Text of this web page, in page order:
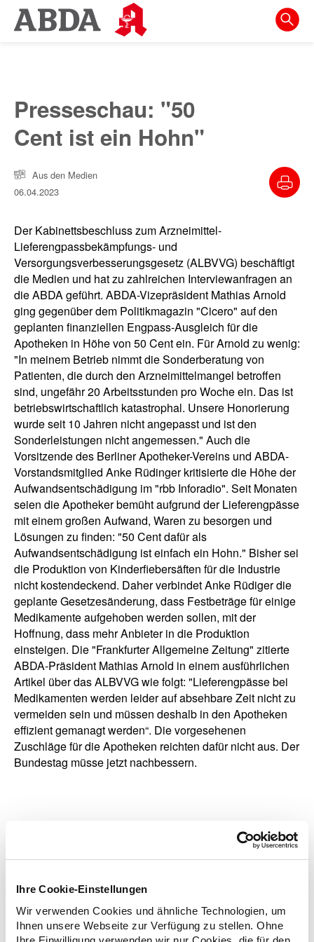
Ihre Cookie-Einstellungen
Wir verwenden Cookies und ähnliche Technologien, um
Ihnen unsere Webseite zur Verfügung zu stellen. Ohne
Springe
direkt
zur
Meta-
Navigation
zum
Inhalt
zur
Suche
Presseschau: "50
Cent ist ein Hohn"
Aus den Medien
06.04.2023
Der Kabinettsbeschluss zum Arzneimittel-
Lieferengpassbekämpfungs- und
Versorgungsverbesserungsgesetz (ALBVVG) beschäftigt
die Medien und hat zu zahlreichen Interviewanfragen an
die ABDA geführt. ABDA-Vizepräsident Mathias Arnold
ging gegenüber dem Politikmagazin "Cicero" auf den
geplanten finanziellen Engpass-Ausgleich für die
Apotheken in Höhe von 50 Cent ein. Für Arnold zu wenig:
"In meinem Betrieb nimmt die Sonderberatung von
Patienten, die durch den Arzneimittelmangel betroffen
sind, ungefähr 20 Arbeitsstunden pro Woche ein. Das ist
betriebswirtschaftlich katastrophal. Unsere Honorierung
wurde seit 10 Jahren nicht angepasst und ist den
Sonderleistungen nicht angemessen." Auch die
Vorsitzende des Berliner Apotheker-Vereins und ABDA-
Vorstandsmitglied Anke Rüdinger kritisierte die Höhe der
Aufwandsentschädigung im "rbb Inforadio". Seit Monaten
seien die Apotheker bemüht aufgrund der Lieferengpässe
mit einem großen Aufwand, Waren zu besorgen und
Lösungen zu finden: "50 Cent dafür als
Aufwandsentschädigung ist einfach ein Hohn." Bisher sei
die Produktion von Kinderfiebersäften für die Industrie
nicht kostendeckend. Daher verbindet Anke Rüdiger die
geplante Gesetzesänderung, dass Festbeträge für einige
Medikamente aufgehoben werden sollen, mit der
Hoffnung, dass mehr Anbieter in die Produktion
einsteigen. Die "Frankfurter Allgemeine Zeitung" zitierte
ABDA-Präsident Mathias Arnold in einem ausführlichen
Artikel über das ALBVVG wie folgt: "Lieferengpässe bei
Medikamenten werden leider auf absehbare Zeit nicht zu
vermeiden sein und müssen deshalb in den Apotheken
effizient gemanagt werden“. Die vorgesehenen
Zuschläge für die Apotheken reichten dafür nicht aus. Der
Bundestag müsse jetzt nachbessern.
Zusatzinformationen